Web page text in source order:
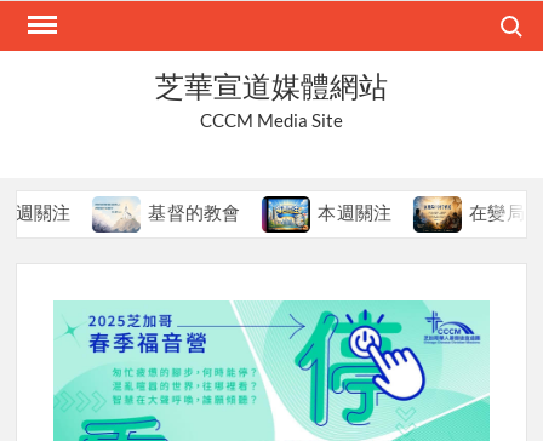
Skip
芝華宣道媒體網站
CCCM Media Site
注 基督的教會 本週關注 在變局中持